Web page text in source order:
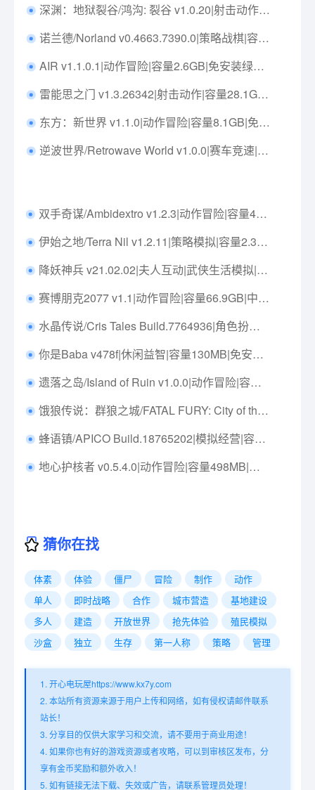
深渊：地狱裂谷/鸿沟: 裂谷 v1.0.20|射击动作|容量1GB|免安装绿色中文版|支持键盘.鼠标.手柄
诺兰德/Norland v0.4663.7390.0|策略战棋|容量1G|免安装绿色中文版|支持键盘.鼠标
AIR v1.1.0.1|动作冒险|容量2.6GB|免安装绿色中文版|支持键盘.鼠标.手柄
雷能思之门 v1.3.26342|射击动作|容量28.1GB|免安装绿色中文版|支持键盘.鼠标.手柄
东方：新世界 v1.1.0|动作冒险|容量8.1GB|免安装绿色中文版|支持键盘.鼠标.手柄
逆波世界/Retrowave World v1.0.0|赛车竞速|容量23.8GB|免安装绿色中文版|支持键盘.鼠标.手柄
双手奇谋/Ambidextro v1.2.3|动作冒险|容量425M|免安装绿色中文版|支持键盘.鼠标.手柄
伊始之地/Terra Nil v1.2.11|策略模拟|容量2.3GB|免安装绿色中文版|支持键盘.鼠标
降妖神兵 v21.02.02|夫人互动|武侠生活模拟|容量271MB|中文免安装|支持键盘.鼠标
赛博朋克2077 v1.1|动作冒险|容量66.9GB|中文免安装|支持键盘.鼠标.手柄
水晶传说/Cris Tales Build.7764936|角色扮演|容量8.1GB|免安装绿色中文版|支持键盘.鼠标
你是Baba v478f|休闲益智|容量130MB|免安装绿色中文版|支持键盘.鼠标.手柄
遗落之岛/Island of Ruin v1.0.0|动作冒险|容量324MB|免安装绿色中文版|支持键盘.鼠标.手柄
饿狼传说：群狼之城/FATAL FURY: City of the Wolves v1.3.1|动作冒险|容量26.8G|免安装绿色中文版|支持键盘.鼠标
蜂语镇/APICO Build.18765202|模拟经营|容量380MB|免安装绿色中文版|支持键盘.鼠标
地心护核者 v0.5.4.0|动作冒险|容量498MB|免安装绿色中文版|支持键盘.鼠标.手柄
猜你在找
体素 体验 僵尸 冒险 制作
动作
单人
即时战略 合作 城市营造
基地建设
多人
建造 开放世界 抢先体验
殖民模拟
沙盒
独立 生存 第一人称 策略 管理
1. 开心电玩屋https://www.kx7y.com
2. 本站所有资源来源于用户上传和网络，如有侵权请邮件联系
站长！
3. 分享目的仅供大家学习和交流，请不要用于商业用途！
4. 如果你也有好的游戏资源或者攻略，可以到审核区发布，分
享有金币奖励和额外收入！
5. 如有链接无法下载、失效或广告，请联系管理员处理！